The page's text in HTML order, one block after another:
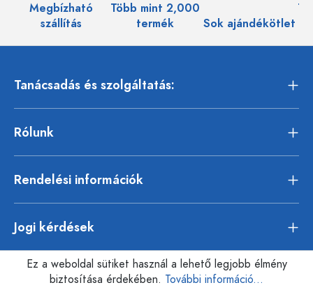
Megbízható
szállítás
Több mint 2,000
termék
Sok ajándékötlet
Tanácsadás és szolgáltatás:
Rólunk
Rendelési információk
Jogi kérdések
Ez a weboldal sütiket használ a lehető legjobb élmény
biztosítása érdekében. További információ...